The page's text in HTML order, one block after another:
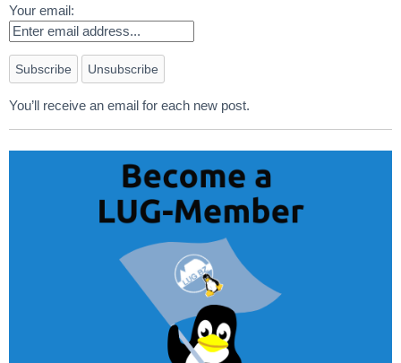
Your email:
You’ll receive an email for each new post.